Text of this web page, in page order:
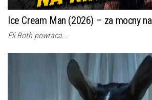
Ice Cream Man (2026) – za mocny
Eli Roth powraca...